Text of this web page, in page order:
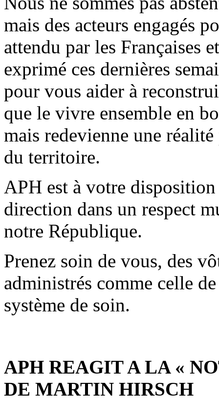
mais des acteurs engagés
attendu par les Françaises
exprimé ces dernières
pour vous aider à
que le vivre ensemble en
mais redevienne une
du territoire.
APH est à votre
direction dans un respect
notre République.
Prenez soin de vous, des
administrés comme celle
système de soin.
APH REAGIT A LA «
DE MARTIN HIRSCH